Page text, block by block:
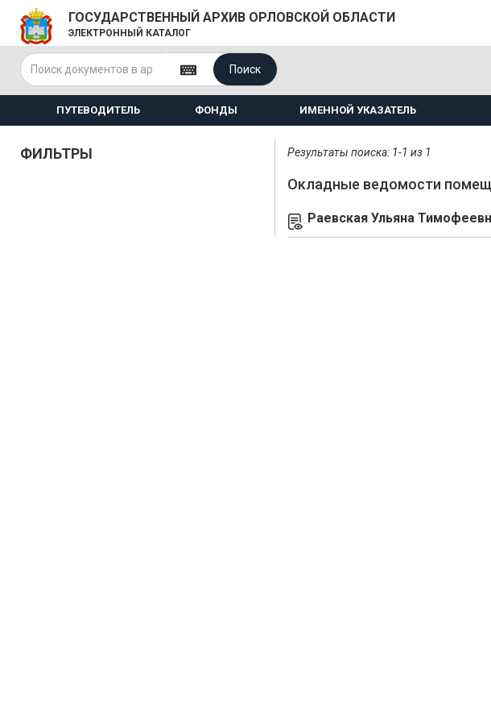
ГОСУДАРСТВЕННЫЙ АРХИВ ОРЛОВСКОЙ ОБЛАСТИ
ЭЛЕКТРОННЫЙ КАТАЛОГ
Поиск
ПУТЕВОДИТЕЛЬ ФОНДЫ ИМЕННОЙ УКАЗАТЕЛЬ
ФИЛЬТРЫ Результаты поиска: 1-1 из 1
Окладные ведомости
Раевская Ульяна